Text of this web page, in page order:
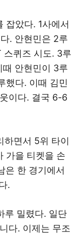
잡았다. 1사에서
. 안현민은 2루
스퀴즈 시도. 3루
안현민이 3루
했다. 이때 김민
이다. 결국 6-6
하면서 5위 타이
가을 티켓을 손
은 한 경기에서
.
루 밀렸다. 일단
다. 이제는 무조